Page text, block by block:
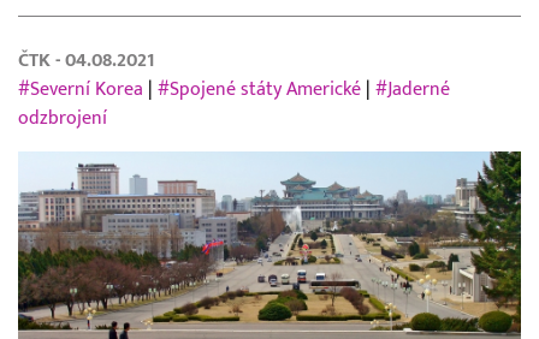
ČTK - 04.08.2021
#Severní Korea
#Spojené státy Americké #Jaderné
odzbrojení